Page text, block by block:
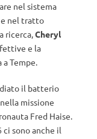
nel sistema
nel tratto
ricerca,Cheryl
e la
Tempe.
il batterio
missione
Fred Haise.
sono anche il